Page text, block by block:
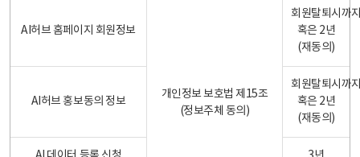
AI허브 홈페이지 회원정보
개인정보 보호법 제15조
(정보주체 동의)
회원탈퇴시까
혹은 2년
(재동의)
AI허브 홍보동의 정보
회원탈퇴시까
혹은 2년
(재동의)